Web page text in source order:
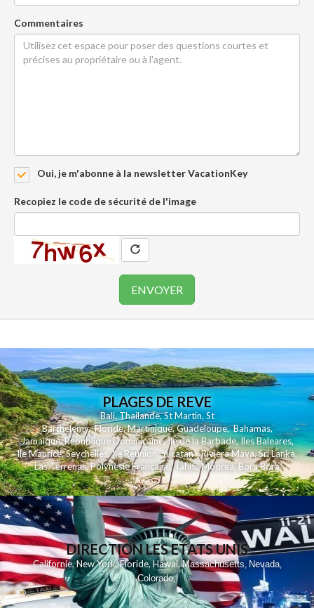
Commentaires
Oui, je m'abonne à la newsletter VacationKey
Recopiez le code de sécurité de l'image
PLAGES DE REVE
Bali,Thailande,St Martin,St
Barthelemy,Floride,Martinique,Guadeloupe,Bahamas,
Jamaique,Republique Dominicaine,Ile de la Barbade,Iles Baleares,
Ile Maurice,Seychelles,Ile Reunion,Yucatan - Riviera Maya,Sri Lanka,
Las Terrenas,Polynesie Française,Tahiti,Moorea, Bora Bora
DIRECTION LES ETATS UNIS
Californie,New York,Floride,Hawai,Massachusetts, Nevada,
Colorado,